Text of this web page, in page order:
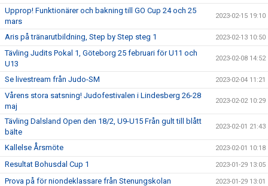
Upprop! Funktionärer och bakning till GO Cup 24 och 25
mars
2023-02-15 19:10
Aris på tränarutbildning, Step by Step steg 1 2023-02-13 10:50
Tävling Judits Pokal 1, Göteborg 25 februari för U11 och
U13
2023-02-08 14:52
Se livestream från Judo-SM 2023-02-04 11:21
Vårens stora satsning! Judofestivalen i Lindesberg 26-28
maj
2023-02-02 10:29
Tävling Dalsland Open den 18/2, U9-U15 Från gult till blått
bälte
2023-02-01 21:43
Kallelse Årsmöte 2023-02-01 10:18
Resultat Bohusdal Cup 1 2023-01-29 13:05
Prova på för niondeklassare från Stenungskolan 2023-01-29 13:01